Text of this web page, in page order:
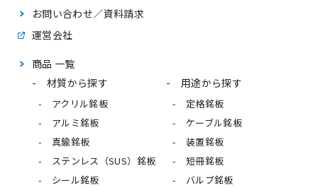
お問い合わせ／資料請求
運営会社
商品 一覧
材質から探す
アクリル銘板
アルミ銘板
真鍮銘板
ステンレス（SUS）銘板
シール銘板
用途から探す
定格銘板
ケーブル銘板
装置銘板
短冊銘板
バルブ銘板